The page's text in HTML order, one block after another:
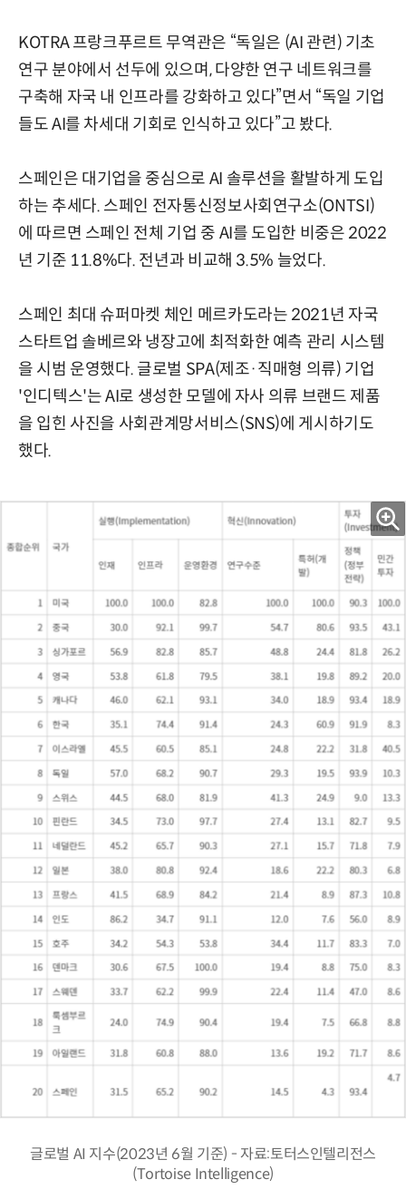
KOTRA 프랑크푸르트 무역관은 “독일은 (AI 관련) 기초
연구 분야에서 선두에 있으며, 다양한 연구 네트워크를
구축해 자국 내 인프라를 강화하고 있다”면서 “독일 기업
들도 AI를 차세대 기회로 인식하고 있다”고 봤다.
스페인은 대기업을 중심으로 AI 솔루션을 활발하게 도입
하는 추세다. 스페인 전자통신정보사회연구소(ONTSI)
에 따르면 스페인 전체 기업 중 AI를 도입한 비중은 2022
년 기준 11.8%다. 전년과 비교해 3.5% 늘었다.
스페인 최대 슈퍼마켓 체인 메르카도라는 2021년 자국
스타트업 솔베르와 냉장고에 최적화한 예측 관리 시스템
을 시범 운영했다. 글로벌 SPA(제조·직매형 의류) 기업
'인디텍스'는 AI로 생성한 모델에 자사 의류 브랜드 제품
을 입힌 사진을 사회관계망서비스(SNS)에 게시하기도
했다.
글로벌 AI 지수(2023년 6월 기준) - 자료:토터스인텔리전스
(Tortoise Intelligence)